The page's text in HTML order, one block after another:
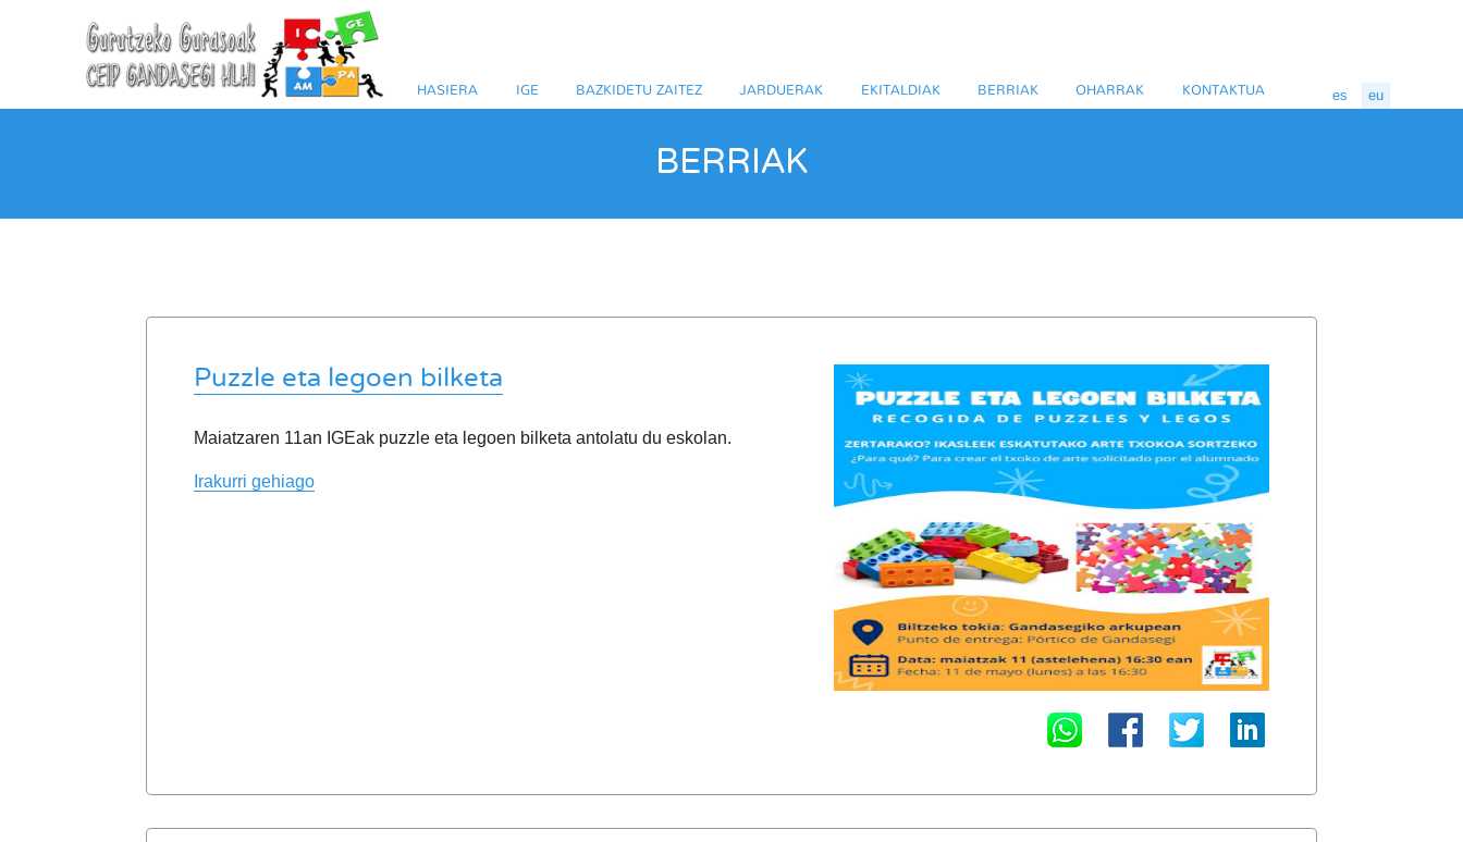
HASIERA IGE BAZKIDETU ZAITEZ JARDUERAK EKITALDIAK BERRIAK OHARRAK KONTAKTUA es eu
BERRIAK
Puzzle eta legoen bilketa
Maiatzaren 11an IGEak puzzle eta legoen bilketa antolatu du eskolan.
Irakurri gehiago